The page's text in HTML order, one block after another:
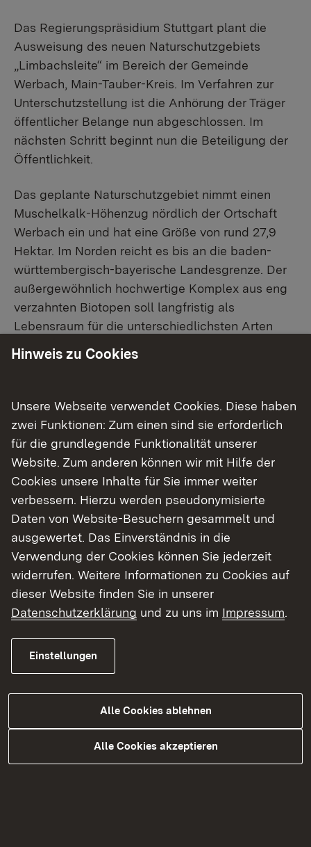
Das Regierungspräsidium Stuttgart plant die
Ausweisung des neuen Naturschutzgebiets
„Limbachsleite“ im Bereich der Gemeinde
Werbach, Main-Tauber-Kreis. Im Verfahren zur
Unterschutzstellung ist die Anhörung der Träger
öffentlicher Belange nun abgeschlossen. Im
nächsten Schritt beginnt nun die Beteiligung der
Öffentlichkeit.
Das geplante Naturschutzgebiet nimmt einen
Muschelkalk-Höhenzug nördlich der Ortschaft
Werbach ein und hat eine Größe von rund 27,9
Hektar. Im Norden reicht es bis an die baden-
württembergisch-bayerische Landesgrenze. Der
außergewöhnlich hochwertige Komplex aus eng
verzahnten Biotopen soll langfristig als
Lebensraum für die unterschiedlichsten Arten
schützenswert sind die Kalk-Magerrasen der
gefährdeten Pflanzen- und Tierarten.
„Die Kalk-Magerrasen leisten einen besonderen
Beitrag zur Erhaltung und Entwicklung der
außergewöhnlich großen biologischen Vielfalt vor
Ort. Der Erhalt von Gebieten wie dem in Werbach
ist bedeutend für den Schutz empfindlicher
Ökosysteme und gefährdeter Pflanzen- und
Tierarten. Um die große Artenvielfalt auch für
nachfolgende Generationen zu bewahren, ist es
wichtig, dieses Gebiet unter Schutz zu stellen“,
betonte Regierungspräsidentin Susanne Bay.
Auslegung und Bekanntmachung
Der Entwurf der Verordnung mit Karten kann
Montag, 29. September, bis Freitag, 31. Oktober
an folgenden Orten während der
Sprechzeiten kostenlos eingesehen werden:
Regierungspräsidium Stuttgart,
Hinweis zu Cookies
Unsere Webseite verwendet Cookies. Diese haben
zwei Funktionen: Zum einen sind sie erforderlich
für die grundlegende Funktionalität unserer
Website. Zum anderen können wir mit Hilfe der
Cookies unsere Inhalte für Sie immer weiter
verbessern. Hierzu werden pseudonymisierte
Daten von Website-Besuchern gesammelt und
ausgewertet. Das Einverständnis in die
Verwendung der Cookies können Sie jederzeit
widerrufen. Weitere Informationen zu Cookies auf
dieser Website finden Sie in unserer
Datenschutzerklärung und zu uns im Impressum.
Einstellungen
Alle Cookies ablehnen
Alle Cookies akzeptieren